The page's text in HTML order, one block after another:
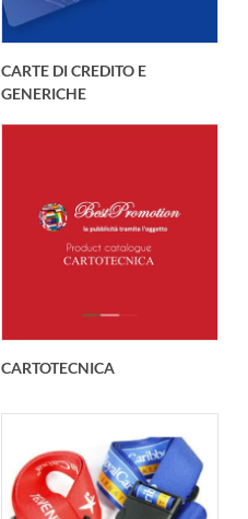
CARTE DI CREDITO E
GENERICHE
CARTOTECNICA